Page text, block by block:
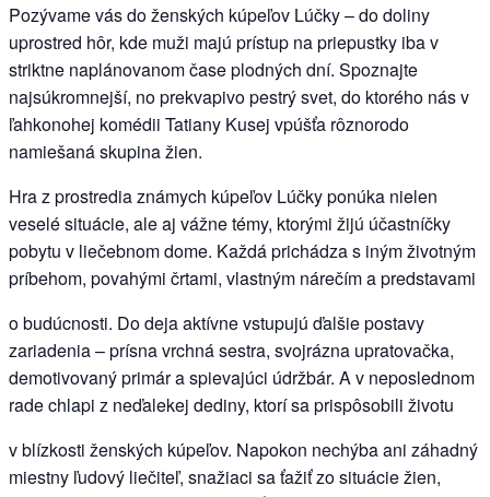
Pozývame vás do ženských kúpeľov Lúčky – do doliny
uprostred hôr, kde muži majú prístup na priepustky iba v
striktne naplánovanom čase plodných dní. Spoznajte
najsúkromnejší, no prekvapivo pestrý svet, do ktorého nás v
ľahkonohej komédii Tatiany Kusej vpúšťa rôznorodo
namiešaná skupina žien.
Hra z prostredia známych kúpeľov Lúčky ponúka nielen
veselé situácie, ale aj vážne témy, ktorými žijú účastníčky
pobytu v liečebnom dome. Každá prichádza s iným životným
príbehom, povahými črtami, vlastným nárečím a predstavami
o budúcnosti. Do deja aktívne vstupujú ďalšie postavy
zariadenia – prísna vrchná sestra, svojrázna upratovačka,
demotivovaný primár a spievajúci údržbár. A v neposlednom
rade chlapi z neďalekej dediny, ktorí sa prispôsobili životu
v blízkosti ženských kúpeľov. Napokon nechýba ani záhadný
miestny ľudový liečiteľ, snažiaci sa ťažiť zo situácie žien,